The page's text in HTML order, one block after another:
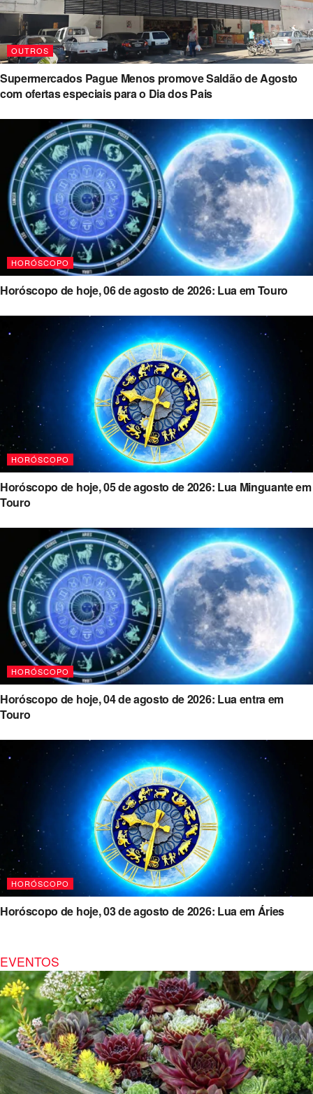
OUTROS
Supermercados Pague Menos promove Saldão de Agosto
com ofertas especiais para o Dia dos Pais
HORÓSCOPO
Horóscopo de hoje, 06 de agosto de 2026: Lua em Touro
HORÓSCOPO
Horóscopo de hoje, 05 de agosto de 2026: Lua Minguante em
Touro
HORÓSCOPO
Horóscopo de hoje, 04 de agosto de 2026: Lua entra em
Touro
HORÓSCOPO
Horóscopo de hoje, 03 de agosto de 2026: Lua em Áries
EVENTOS